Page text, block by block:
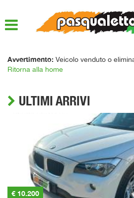
ACQUISTIAMO USATO
ASSISTENZA
QUOTAZIONE USATO
DICONO DI NOI
CONTATTI
Avvertimento: Veicolo venduto o
Ritorna alla home
ULTIMI ARRIVI
€ 10.200